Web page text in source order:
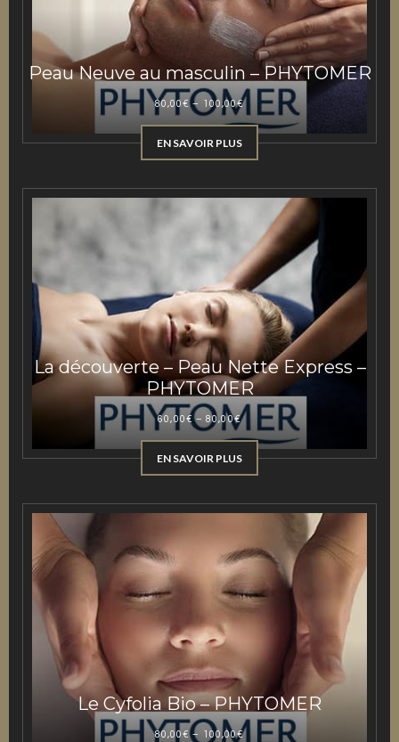
Peau Neuve au masculin – PHYTOMER
80,00€– 100,00€
EN SAVOIR PLUS
La découverte – Peau Nette Express –
PHYTOMER
60,00€ –80,00€
EN SAVOIR PLUS
Le Cyfolia Bio – PHYTOMER
80,00€– 100,00€